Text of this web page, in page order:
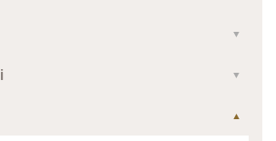
▼
▼
▼